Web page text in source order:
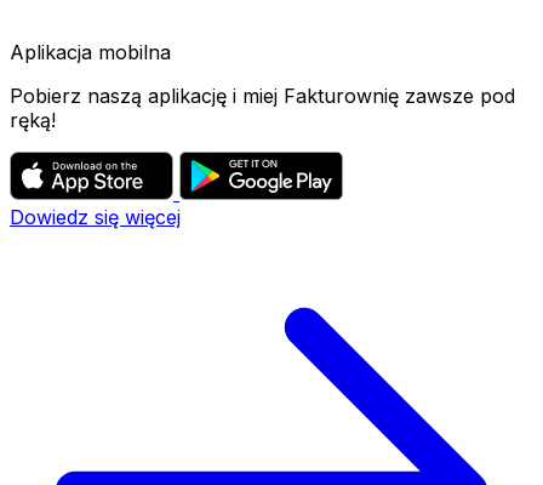
Aplikacja mobilna
Pobierz naszą aplikację i miej Fakturownię zawsze pod
ręką!
Dowiedz się więcej